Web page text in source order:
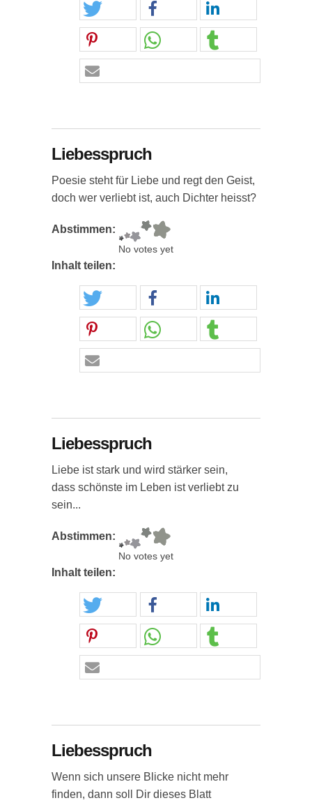
Liebesspruch
Poesie steht für Liebe und regt den Geist,
doch wer verliebt ist, auch Dichter heisst?
Abstimmen:
No votes yet
Inhalt teilen:
Liebesspruch
Liebe ist stark und wird stärker sein,
dass schönste im Leben ist verliebt zu
sein...
Abstimmen:
No votes yet
Inhalt teilen:
Liebesspruch
Wenn sich unsere Blicke nicht mehr
finden, dann soll Dir dieses Blatt